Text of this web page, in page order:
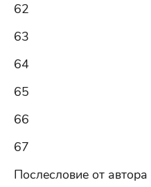
62
63
64
65
66
67
Послесловие от автора